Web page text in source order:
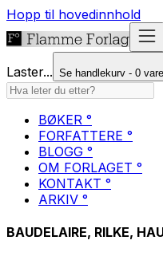
Hopp til hovedinnhold
Laster... Se handlekurv - 0 vare
BØKER °
FORFATTERE °
BLOGG °
OM FORLAGET °
KONTAKT °
ARKIV °
BAUDELAIRE, RILKE,